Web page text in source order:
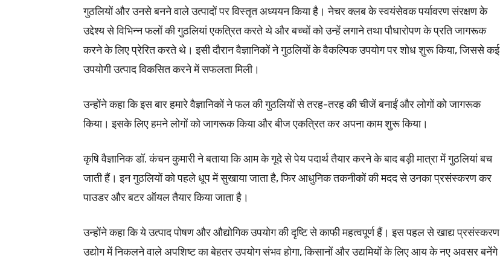
गुठलियों और उनसे बनने वाले उत्पादों पर विस्तृत अध्ययन किया है। नेचर क्लब के स्वयंसेवक पर्यावरण संरक्षण के
उद्देश्य से विभिन्न फलों की गुठलियां एकत्रित करते थे और बच्चों को उन्हें लगाने तथा पौधारोपण के प्रति जागरूक
करने के लिए प्रेरित करते थे। इसी दौरान वैज्ञानिकों ने गुठलियों के वैकल्पिक उपयोग पर शोध शुरू किया, जिससे कई
उपयोगी उत्पाद विकसित करने में सफलता मिली।
उन्होंने कहा कि इस बार हमारे वैज्ञानिकों ने फल की गुठलियों से तरह-तरह की चीजें बनाईं और लोगों को जागरूक
किया। इसके लिए हमने लोगों को जागरूक किया और बीज एकत्रित कर अपना काम शुरू किया।
कृषि वैज्ञानिक डॉ. कंचन कुमारी ने बताया कि आम के गूदे से पेय पदार्थ तैयार करने के बाद बड़ी मात्रा में गुठलियां बच
जाती हैं। इन गुठलियों को पहले धूप में सुखाया जाता है, फिर आधुनिक तकनीकों की मदद से उनका प्रसंस्करण कर
पाउडर और बटर ऑयल तैयार किया जाता है।
उन्होंने कहा कि ये उत्पाद पोषण और औद्योगिक उपयोग की दृष्टि से काफी महत्वपूर्ण हैं। इस पहल से खाद्य प्रसंस्करण
उद्योग में निकलने वाले अपशिष्ट का बेहतर उपयोग संभव होगा, किसानों और उद्यमियों के लिए आय के नए अवसर बनेंगे